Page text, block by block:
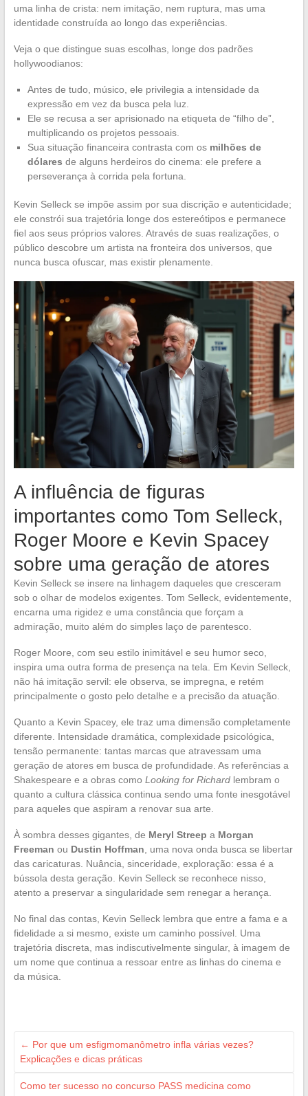
uma linha de crista: nem imitação, nem ruptura, mas uma
identidade construída ao longo das experiências.
Veja o que distingue suas escolhas, longe dos padrões
hollywoodianos:
Antes de tudo, músico, ele privilegia a intensidade da
expressão em vez da busca pela luz.
Ele se recusa a ser aprisionado na etiqueta de “filho de”,
multiplicando os projetos pessoais.
Sua situação financeira contrasta com os milhões de
dólares de alguns herdeiros do cinema: ele prefere a
perseverança à corrida pela fortuna.
Kevin Selleck se impõe assim por sua discrição e autenticidade;
ele constrói sua trajetória longe dos estereótipos e permanece
fiel aos seus próprios valores. Através de suas realizações, o
público descobre um artista na fronteira dos universos, que
nunca busca ofuscar, mas existir plenamente.
A influência de figuras
importantes como Tom Selleck,
Roger Moore e Kevin Spacey
sobre uma geração de atores
Kevin Selleck se insere na linhagem daqueles que cresceram
sob o olhar de modelos exigentes. Tom Selleck, evidentemente,
encarna uma rigidez e uma constância que forçam a
admiração, muito além do simples laço de parentesco.
Roger Moore, com seu estilo inimitável e seu humor seco,
inspira uma outra forma de presença na tela. Em Kevin Selleck,
não há imitação servil: ele observa, se impregna, e retém
principalmente o gosto pelo detalhe e a precisão da atuação.
Quanto a Kevin Spacey, ele traz uma dimensão completamente
diferente. Intensidade dramática, complexidade psicológica,
tensão permanente: tantas marcas que atravessam uma
geração de atores em busca de profundidade. As referências a
Shakespeare e a obras como Looking for Richardlembram o
quanto a cultura clássica continua sendo uma fonte inesgotável
para aqueles que aspiram a renovar sua arte.
À sombra desses gigantes, de Meryl Streep a Morgan
Freeman ou Dustin Hoffman , uma nova onda busca se libertar
das caricaturas. Nuância, sinceridade, exploração: essa é a
bússola desta geração. Kevin Selleck se reconhece nisso,
atento a preservar a singularidade sem renegar a herança.
No final das contas, Kevin Selleck lembra que entre a fama e a
fidelidade a si mesmo, existe um caminho possível. Uma
trajetória discreta, mas indiscutivelmente singular, à imagem de
um nome que continua a ressoar entre as linhas do cinema e
da música.
← Por que um esfigmomanômetro infla várias vezes?
Explicações e dicas práticas
Como ter sucesso no concurso PASS medicina como